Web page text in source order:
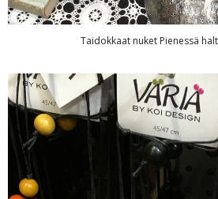
Taidokkaat nuket Pienessä